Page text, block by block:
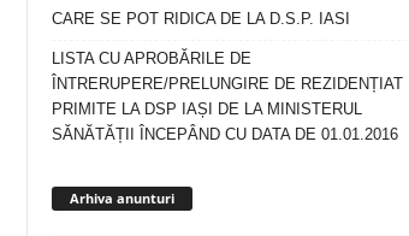
CARE SE POT RIDICA DE LA D.S.P. IASI
LISTA CU APROBĂRILE DE
ÎNTRERUPERE/PRELUNGIRE DE REZIDENȚIAT
PRIMITE LA DSP IAȘI DE LA MINISTERUL
SĂNĂTĂȚII ÎNCEPÂND CU DATA DE 01.01.2016
Arhiva anunturi